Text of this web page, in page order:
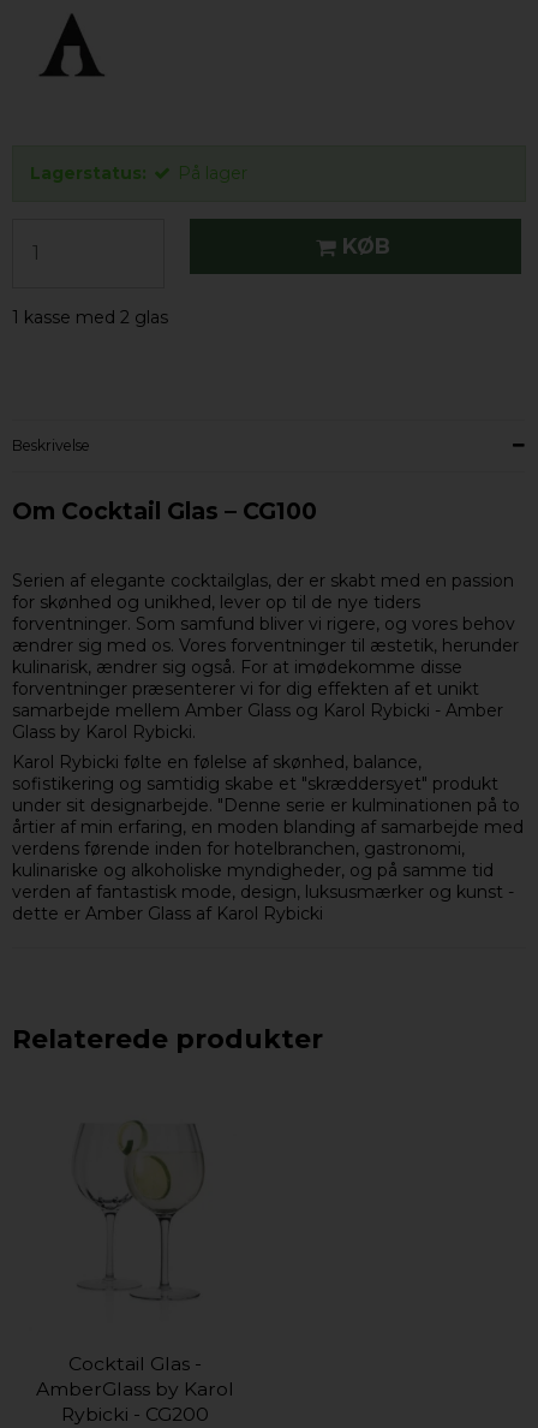
Lagerstatus: På lager
KØB
1 kasse med 2 glas
Beskrivelse
Om Cocktail Glas – CG100
Serien af elegante cocktailglas, der er skabt med en passion
for skønhed og unikhed, lever op til de nye tiders
forventninger. Som samfund bliver vi rigere, og vores behov
ændrer sig med os. Vores forventninger til æstetik, herunder
kulinarisk, ændrer sig også. For at imødekomme disse
forventninger præsenterer vi for dig effekten af et unikt
samarbejde mellem Amber Glass og Karol Rybicki - Amber
Glass by Karol Rybicki.
Karol Rybicki følte en følelse af skønhed, balance,
sofistikering og samtidig skabe et "skræddersyet" produkt
under sit designarbejde. "Denne serie er kulminationen på to
årtier af min erfaring, en moden blanding af samarbejde med
verdens førende inden for hotelbranchen, gastronomi,
kulinariske og alkoholiske myndigheder, og på samme tid
verden af fantastisk mode, design, luksusmærker og kunst -
dette er Amber Glass af Karol Rybicki
Relaterede produkter
Cocktail Glas -
AmberGlass by Karol
Rybicki - CG200